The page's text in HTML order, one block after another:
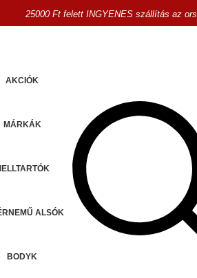
25000 Ft felett INGYENES szállítás az
AKCIÓK
MÁRKÁK
ALSÓK
BODYK